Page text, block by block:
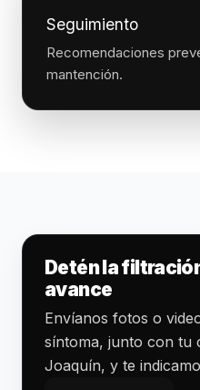
Seguimiento
Recomendaciones
mantención.
Detén la
avance
Envíanos fotos o
síntoma, junto con tu
Joaquín, y te